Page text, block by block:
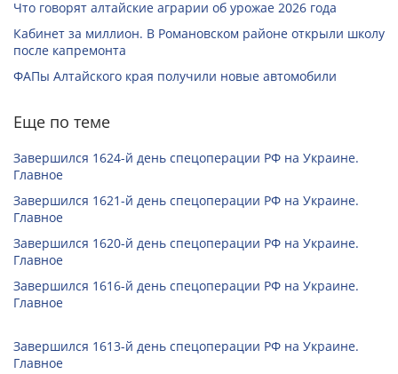
Что говорят алтайские аграрии об урожае 2026 года
Кабинет за миллион. В Романовском районе открыли школу
после капремонта
ФАПы Алтайского края получили новые автомобили
Еще по теме
Завершился 1624-й день спецоперации РФ на Украине.
Главное
Завершился 1621-й день спецоперации РФ на Украине.
Главное
Завершился 1620-й день спецоперации РФ на Украине.
Главное
Завершился 1616-й день спецоперации РФ на Украине.
Главное
Завершился 1613-й день спецоперации РФ на Украине.
Главное